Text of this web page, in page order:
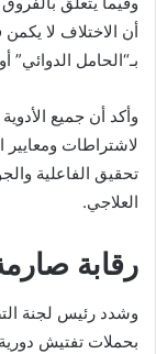
أن الاختلاف لا
بـ“الحامل
وأكد أن جميع
لاشتراطات ومعايير
تحقيق الفاعلية
العلاجي.
رقابة
وشدد رئيس لجنة
بحملات تفتيش